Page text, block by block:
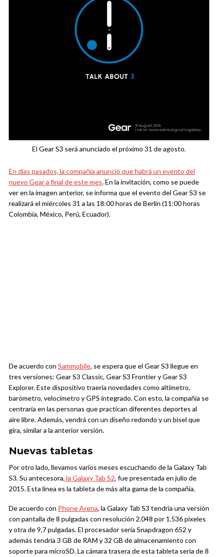
El Gear S3 será anunciado el próximo 31 de agosto.
En días pasados, la compañía anunció que habrá un evento del
nuevo Gear a final de este mes. En la invitación, como se puede
ver en la imagen anterior, se informa que el evento del Gear S3 se
realizará el miércoles 31 a las 18:00 horas de Berlín (11:00 horas
Colombia, México, Perú, Ecuador).
De acuerdo con Sammobile, se espera que el Gear S3 llegue en
tres versiones: Gear S3 Classic, Gear S3 Frontier y Gear S3
Explorer. Este dispositivo traería novedades como altímetro,
barómetro, velocímetro y GPS integrado. Con esto, la compañía se
centraría en las personas que practican diferentes deportes al
aire libre. Además, vendrá con un diseño redondo y un bisel que
gira, similar a la anterior versión.
Nuevas tabletas
Por otro lado, llevamos varios meses escuchando de la Galaxy Tab
S3. Su antecesora, la Galaxy Tab S2, fue presentada en julio de
2015. Esta línea es la tableta de más alta gama de la compañía.
De acuerdo con Phone Arena, la Galaxy Tab S3 tendría una versión
con pantalla de 8 pulgadas con resolución 2.048 por 1.536 píxeles
y otra de 9,7 pulgadas. El procesador sería Snapdragon 652 y
además tendría 3 GB de RAM y 32 GB de almacenamiento con
soporte para microSD. La cámara trasera de esta tableta sería de 8